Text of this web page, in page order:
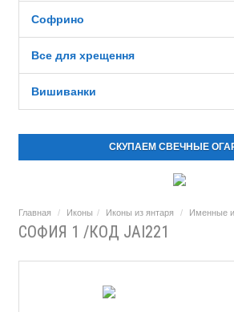
Софрино
Все для хрещення
Вишиванки
СКУПАЕМ СВЕЧНЫЕ
Главная Иконы Иконы из янтаря Именные
СОФИЯ 1 /КОД JAI221